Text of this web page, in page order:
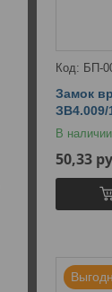
БП-
Замок
В наличии
50,33